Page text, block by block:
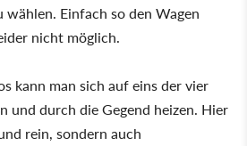
wählen. Einfach so den Wagen
nicht möglich.
kann man sich auf eins der vier
und durch die Gegend heizen. Hier
rein, sondern auch